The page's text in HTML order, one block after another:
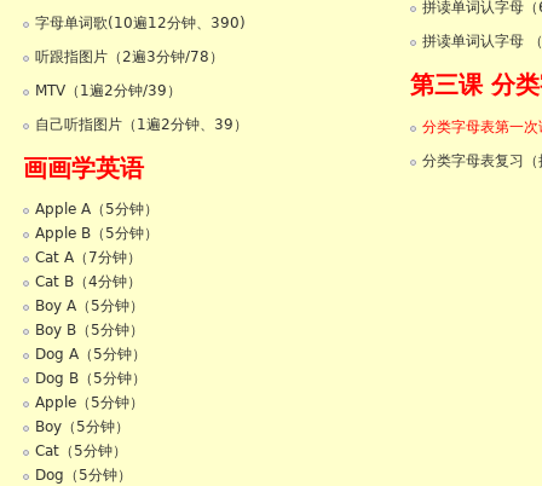
字母单词歌(10遍12分钟、390)
听跟指图片（2遍3分钟/78）
MTV（1遍2分钟/39）
自己听指图片（1遍2分钟、39）
画画学英语
Apple A（5分钟）
Apple B（5分钟）
Cat A（7分钟）
Cat B（4分钟）
Boy A（5分钟）
Boy B（5分钟）
Dog A（5分钟）
Dog B（5分钟）
Apple（5分钟）
Boy（5分钟）
Cat（5分钟）
Dog（5分钟）
拼读单词认字母
拼读单词认字母
第三课 分
分类字母表第一
分类字母表复习